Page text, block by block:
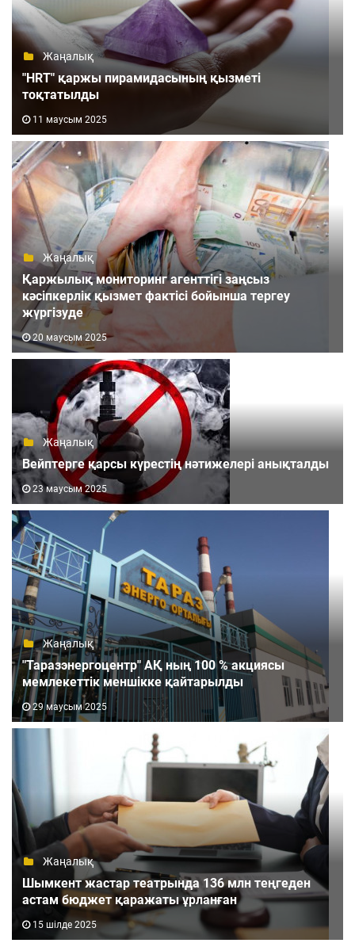
Жаңалық
"HRT" қаржы пирамидасының қызметі
тоқтатылды
11 маусым 2025
Жаңалық
Қаржылық мониторинг агенттігі заңсыз
кәсіпкерлік қызмет фактісі бойынша тергеу
жүргізуде
20 маусым 2025
Жаңалық
Вейптерге қарсы күрестің нәтижелері анықталды
23 маусым 2025
Жаңалық
"Таразэнергоцентр" АҚ ның 100 % акциясы
мемлекеттік меншікке қайтарылды
29 маусым 2025
Жаңалық
Шымкент жастар театрында 136 млн теңгеден
астам бюджет қаражаты ұрланған
15 шілде 2025